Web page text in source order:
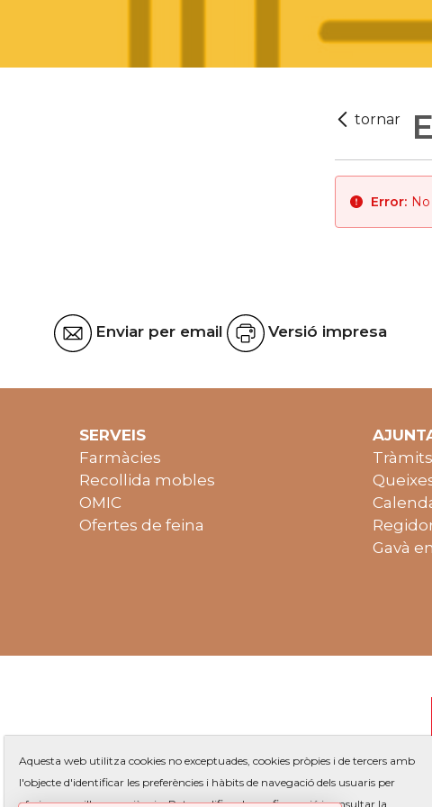
Error:
Enviar per email Versió impresa
SERVEIS
Farmàcies
Recollida mobles
OMIC
Ofertes de feina
Tràmits
Gavà
Aquesta web utilitza cookies no exceptuades, cookies pròpies i de tercers amb
l'objecte d'identificar les preferències i hàbits de navegació dels usuaris per
oferir una millor experiència. Pot modificar la configuració i consultar la